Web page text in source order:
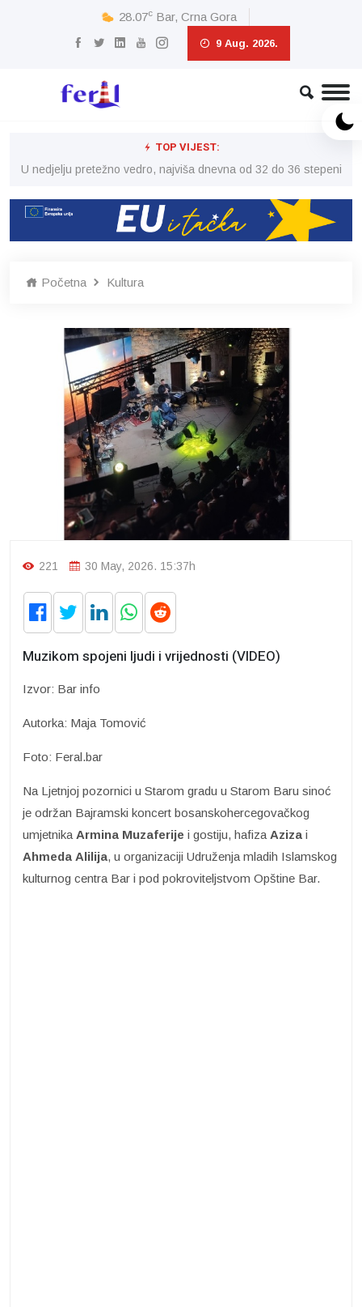
28.07c Bar, Crna Gora
9 Aug. 2026.
TOP VIJEST:
U nedjelju pretežno vedro, najviša dnevna od 32 do 36 stepeni
Početna Kultura
221 30 May, 2026. 15:37h
Muzikom spojeni ljudi i vrijednosti (VIDEO)
Izvor: Bar info
Autorka: Maja Tomović
Foto: Feral.bar
Na Ljetnjoj pozornici u Starom gradu u Starom Baru sinoć
je održan Bajramski koncert bosanskohercegovačkog
umjetnika Armina Muzaferije i gostiju, hafiza Aziza i
Ahmeda Alilija, u organizaciji Udruženja mladih Islamskog
kulturnog centra Bar i pod pokroviteljstvom Opštine Bar.